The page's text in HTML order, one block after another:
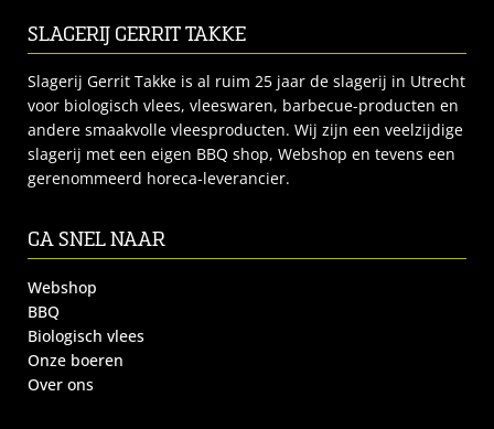
SLAGERIJ GERRIT TAKKE
Slagerij Gerrit Takke is al ruim 25 jaar de slagerij in Utrecht
voor biologisch vlees, vleeswaren, barbecue-producten en
andere smaakvolle vleesproducten. Wij zijn een veelzijdige
slagerij met een eigen BBQ shop, Webshop en tevens een
gerenommeerd horeca-leverancier.
GA SNEL NAAR
Webshop
BBQ
Biologisch vlees
Onze boeren
Over ons